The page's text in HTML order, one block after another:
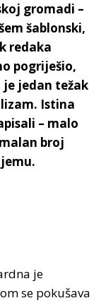
gromadi –
šablonski,
redaka
pogriješio,
jedan težak
Istina
– malo
broj
je
se pokušava